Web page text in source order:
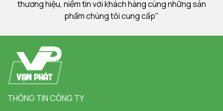
thương hiệu, niềm tin với khách hàng cùng những sản
phẩm chúng tôi cung cấp"
THÔNG TIN CÔNG TY